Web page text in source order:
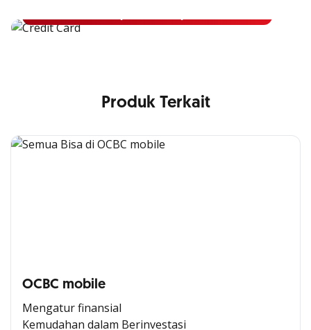
Produk Terkait
OCBC mobile
Mengatur finansial
Kemudahan dalam Berinvestasi